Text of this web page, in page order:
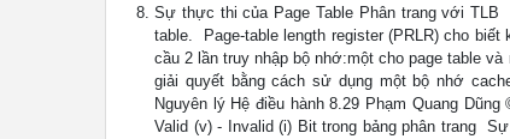
Sự thực thi của Page Table Phân trang với TLB
table.  Page-table length register (PRLR) cho
cầu 2 lần truy nhập bộ nhớ:một cho page table
giải quyết bằng cách sử dụng một bộ nhớ
Nguyên lý Hệ điều hành 8.29 Phạm Quang
Valid (v) - Invalid (i) Bit trong bảng phân trang 